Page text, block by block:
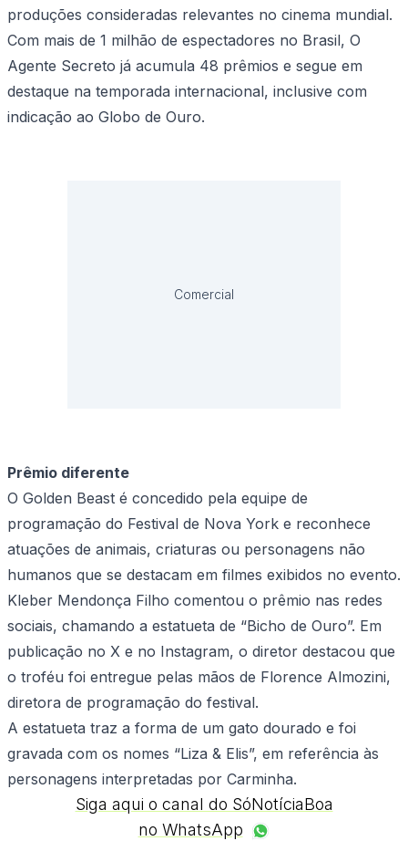
produções consideradas relevantes no cinema mundial.
Com mais de 1 milhão de espectadores no Brasil, O
Agente Secreto já acumula 48 prêmios e segue em
destaque na temporada internacional, inclusive com
indicação ao Globo de Ouro.
Comercial
Prêmio diferente
O Golden Beast é concedido pela equipe de
programação do Festival de Nova York e reconhece
atuações de animais, criaturas ou personagens não
humanos que se destacam em filmes exibidos no evento.
Kleber Mendonça Filho comentou o prêmio nas redes
sociais, chamando a estatueta de “Bicho de Ouro”. Em
publicação no X e no Instagram, o diretor destacou que
o troféu foi entregue pelas mãos de Florence Almozini,
diretora de programação do festival.
A estatueta traz a forma de um gato dourado e foi
gravada com os nomes “Liza & Elis”, em referência às
personagens interpretadas por Carminha.
Siga aqui o canal do SóNotíciaBoa
no WhatsApp